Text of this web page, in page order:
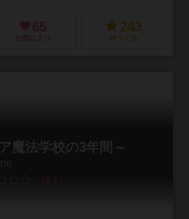
65
お気に入り
243
持ってる
魔法学校の3年間～
6.1